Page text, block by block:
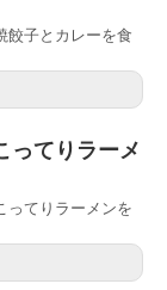
餃子とカレーを食
ってりラーメ
ってりラーメンを